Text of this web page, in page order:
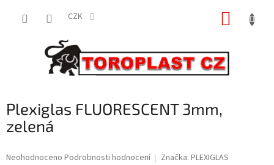
CZK
Plexiglas FLUORESCENT 3mm,
zelená
Průměrné
Neohodnoceno Podrobnosti hodnocení Značka: PLEXIGLAS